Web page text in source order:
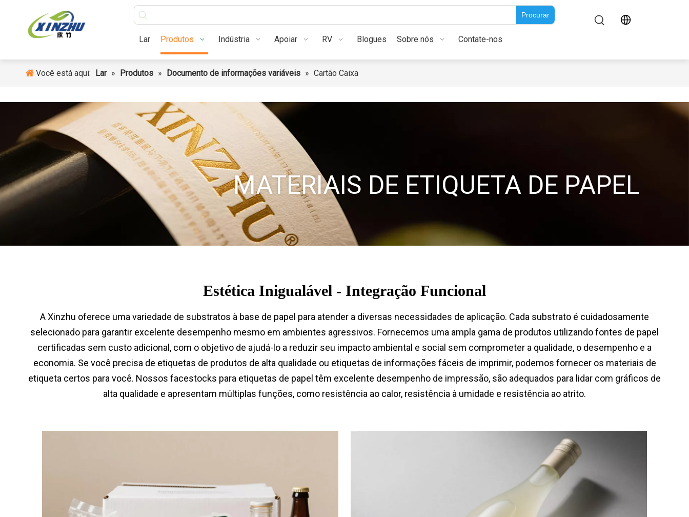
Procurar
Lar Produtos Indústria Apoiar RV Blogues Sobre nós Contate-nos
Você está aqui: Lar » Produtos » Documento de informações variáveis » Cartão Caixa
Lar Contate-nos
MATERIAIS DE ETIQUETA DE PAPEL
Estética Inigualável - Integração Funcional
A Xinzhu oferece uma variedade de substratos à base de papel para atender a diversas necessidades de aplicação. Cada substrato é cuidadosamente
selecionado para garantir excelente desempenho mesmo em ambientes agressivos. Fornecemos uma ampla gama de produtos utilizando fontes de papel
certificadas sem custo adicional, com o objetivo de ajudá-lo a reduzir seu impacto ambiental e social sem comprometer a qualidade, o desempenho e a
economia. Se você precisa de etiquetas de produtos de alta qualidade ou etiquetas de informações fáceis de imprimir, podemos fornecer os materiais de
etiqueta certos para você. Nossos facestocks para etiquetas de papel têm excelente desempenho de impressão, são adequados para lidar com gráficos de
alta qualidade e apresentam múltiplas funções, como resistência ao calor, resistência à umidade e resistência ao atrito.